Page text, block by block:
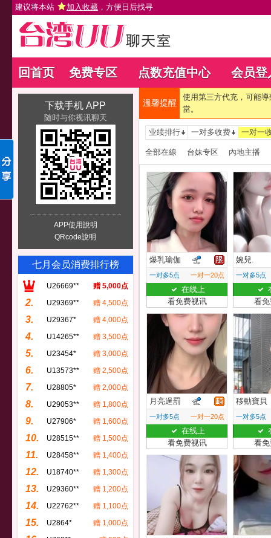
建议将本站 加入收藏 ，方便日后找寻
回首页 免费专区 点数充值中心 会员登
下载手机 APP
随时与你视讯聊天
APP使用說明
QRcode說明
七月会员消费排行榜
U26669** 赠 5,000点
2. U29369** 赠 4,500点
3. U29367* 赠 4,000点
4. U14265** 赠 3,500点
5. U23454* 赠 3,000点
6. U13573** 赠 2,500点
7. U28805* 赠 2,000点
8. U29053** 赠 1,800点
9. U27906* 赠 1,600点
10. U28515** 赠 1,500点
11. U28458** 赠 1,400点
12. U18740** 赠 1,300点
13. U29360** 赠 1,200点
14. U22762** 赠 1,100点
15. U2864* 赠 1,000点
溫馨提醒
使用第三方代充，可能
當。
业绩排行 一对多收费 一对一
全部在線 台妹专区 內地主播
爆乳瑜伽
一对多5点 一对一20点
在线上
看免费视讯
婉兒.
一对多5点
看
月亮逞罰
一对多5点 一对一20点
在线上
看免费视讯
移動寶貝
一对多5点
看